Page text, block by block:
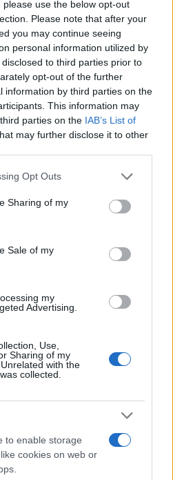
use the below opt-out
Please note that after your
you may continue seeing
personal information utilized by
to third parties prior to
opt-out of the further
information by third parties on the
This information may
parties on the IAB’s List of
may further disclose it to other
app uses one or more Google
behaviour. You may click to
and its third-party tags to
purposes in below Google
Opt Outs
Sharing of my
Sale of my
my
Advertising.
Use,
Sharing of my
with the
collected.
to enable storage
cookies on web or
εδώ
50 /50
σχολίου
από reCAPTCHA, ισχύουν
ΕΠΑΛ
ΕΠΑΛ
ΠΑΝΕΛΛΗΝΙΕΣ
ΠΑΙΔΕΙΑΣ
στο
την ειδησεογραφία και τα